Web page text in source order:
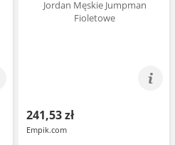
241,53 zł
Empik.com